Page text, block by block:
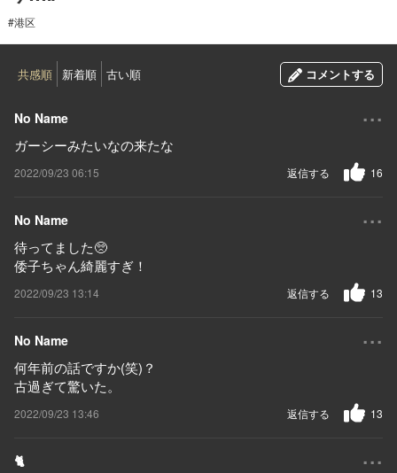
#港区
共感順 新着順 古い順 コメントする
No Name ...
ガーシーみたいなの来たな
2022/09/23 06:15 16
返信する
No Name ...
待ってました🥺
倭子ちゃん綺麗すぎ！
2022/09/23 13:14 13
返信する
No Name ...
何年前の話ですか(笑)？
古過ぎて驚いた。
2022/09/23 13:46 13
返信する
🐈 ...